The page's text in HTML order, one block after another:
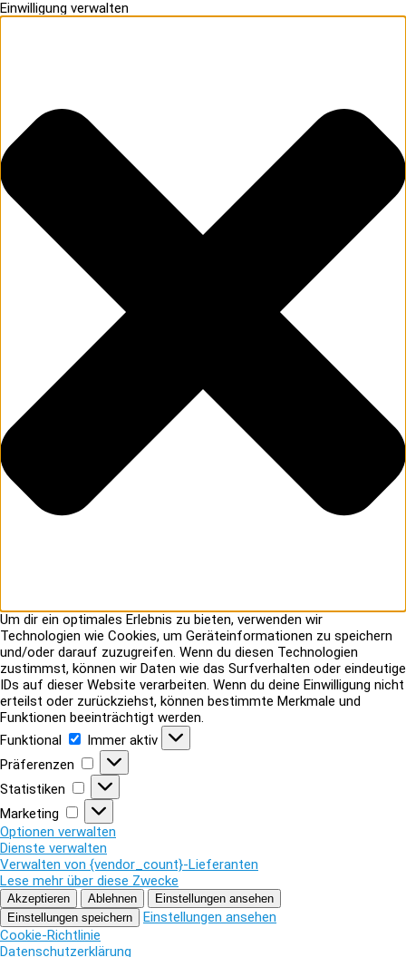
Einwilligung verwalten
Um dir ein optimales Erlebnis zu bieten, verwenden wir
Technologien wie Cookies, um Geräteinformationen zu speichern
und/oder darauf zuzugreifen. Wenn du diesen Technologien
zustimmst, können wir Daten wie das Surfverhalten oder eindeutige
IDs auf dieser Website verarbeiten. Wenn du deine Einwilligung nicht
erteilst oder zurückziehst, können bestimmte Merkmale und
Funktionen beeinträchtigt werden.
Funktional
Funktional
Immer aktiv
Präferenzen
Präferenzen
Statistiken
Statistiken
Marketing
Marketing
Optionen verwalten
Dienste verwalten
Verwalten von {vendor_count}-Lieferanten
Lese mehr über diese Zwecke
Akzeptieren Ablehnen
Einstellungen ansehen
Einstellungen speichern
Einstellungen ansehen
Cookie-Richtlinie
Datenschutzerklärung